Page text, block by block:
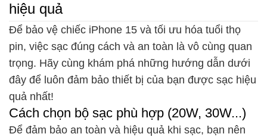
hiệu quả
Để bảo vệ chiếc iPhone 15 và tối ưu hóa tuổi thọ
pin, việc sạc đúng cách và an toàn là vô cùng quan
trọng. Hãy cùng khám phá những hướng dẫn dưới
đây để luôn đảm bảo thiết bị của bạn được sạc hiệu
quả nhất!
Cách chọn bộ sạc phù hợp (20W, 30W...)
Để đảm bảo an toàn và hiệu quả khi sạc, bạn nên